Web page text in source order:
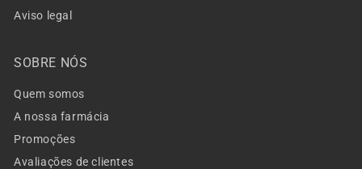
Aviso legal
SOBRE NÓS
Quem somos
A nossa farmácia
Promoções
Avaliações de clientes